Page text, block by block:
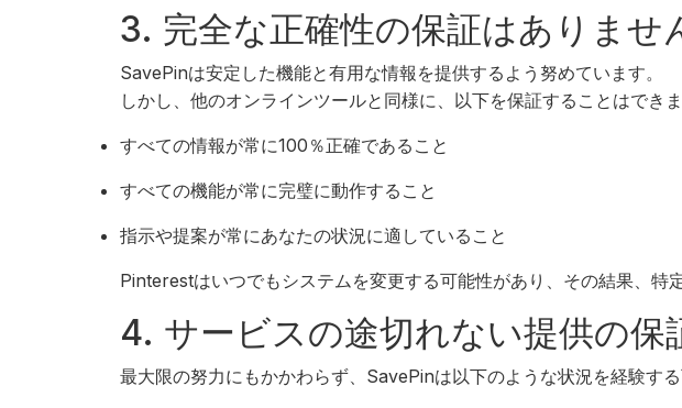
3. 完全な正確性の保証はありませ
SavePinは安定した機能と有用な情報を提供するよう努めています。
しかし、他のオンラインツールと同様に、以下を保証することはできま
すべての情報が常に100％正確であること
すべての機能が常に完璧に動作すること
指示や提案が常にあなたの状況に適していること
Pinterestはいつでもシステムを変更する可能性があり、その結果、特
4. サービスの途切れない提供の保
最大限の努力にもかかわらず、SavePinは以下のような状況を経験する